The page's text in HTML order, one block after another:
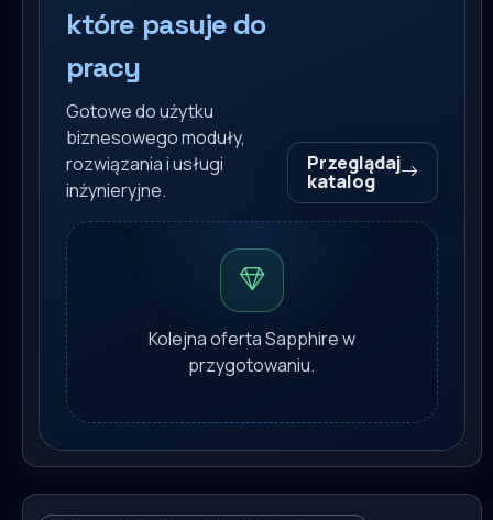
które pasuje do
pracy
Gotowe do użytku
biznesowego moduły,
rozwiązania i usługi
inżynieryjne.
Przeglądaj
katalog
Kolejna oferta Sapphire w
przygotowaniu.